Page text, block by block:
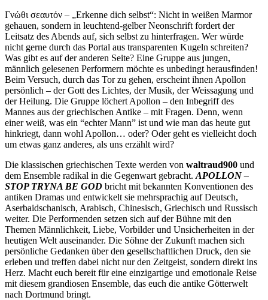
Γνώθι σεαυτόν – „Erkenne dich selbst“: Nicht in weißen Marmor
gehauen, sondern in leuchtend-gelber Neonschrift fordert der
Leitsatz des Abends auf, sich selbst zu hinterfragen. Wer würde
nicht gerne durch das Portal aus transparenten Kugeln schreiten?
Was gibt es auf der anderen Seite? Eine Gruppe aus jungen,
männlich gelesenen Performern möchte es unbedingt herausfinden!
Beim Versuch, durch das Tor zu gehen, erscheint ihnen Apollon
persönlich – der Gott des Lichtes, der Musik, der Weissagung und
der Heilung. Die Gruppe löchert Apollon – den Inbegriff des
Mannes aus der griechischen Antike – mit Fragen. Denn, wenn
einer weiß, was ein “echter Mann” ist und wie man das heute gut
hinkriegt, dann wohl Apollon… oder? Oder geht es vielleicht doch
um etwas ganz anderes, als uns erzählt wird?
Die klassischen griechischen Texte werden von waltraud900 und
dem Ensemble radikal in die Gegenwart gebracht. APOLLON –
STOP TRYNA BE GOD bricht mit bekannten Konventionen des
antiken Dramas und entwickelt sie mehrsprachig auf Deutsch,
Aserbaidschanisch, Arabisch, Chinesisch, Griechisch und Russisch
weiter. Die Performenden setzen sich auf der Bühne mit den
Themen Männlichkeit, Liebe, Vorbilder und Unsicherheiten in der
heutigen Welt auseinander. Die Söhne der Zukunft machen sich
persönliche Gedanken über den gesellschaftlichen Druck, den sie
erleben und treffen dabei nicht nur den Zeitgeist, sondern direkt ins
Herz. Macht euch bereit für eine einzigartige und emotionale Reise
mit diesem grandiosen Ensemble, das euch die antike Götterwelt
nach Dortmund bringt.